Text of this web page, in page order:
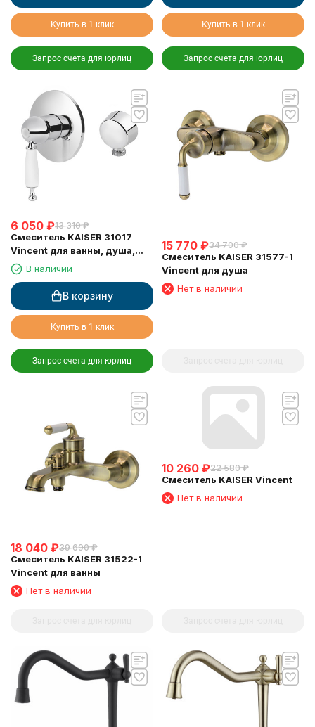
Купить в 1 клик
Запрос счета для юрлиц
Купить в 1 клик
Запрос счета для юрлиц
6 050 ₽13 310 ₽
Смеситель KAISER 31017
Vincent для ванны, душа,
биде, хром
В наличии
В корзину
Купить в 1 клик
Запрос счета для юрлиц
15 770 ₽34 700 ₽
Смеситель KAISER 31577-1
Vincent для душа
Нет в наличии
18 040 ₽39 690 ₽
Смеситель KAISER 31522-1
Vincent для ванны
Нет в наличии
10 260 ₽22 580 ₽
Смеситель KAISER Vincent
Нет в наличии